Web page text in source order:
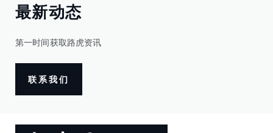
最新动态
第一时间获取路虎资讯
联系我们